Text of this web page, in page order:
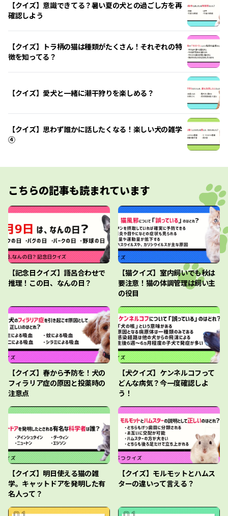
【クイズ】意識できてる？暑い夏の犬との過ごし方を再
確認しよう
【クイズ】トラ柄の猫は種類がたくさん！それぞれの特
徴を知ってる？
【クイズ】愛犬と一緒に潮干狩りを楽しめる？
【クイズ】思わず誰かに話したくなる！楽しい犬の雑学
④
こちらの記事も読まれています
【記念日クイズ】語呂合わせで
推理！この日、なんの日？
【猫クイズ】室内飼いでも秋は
要注意！猫の体調管理は飼い主
の役目
【クイズ】春から予防を！犬の
フィラリア症の原因と投薬時の
注意点
【犬クイズ】ケンネルコフって
どんな病気？今一度確認しよ
う！
【クイズ】明日使える猫の雑
学。キャットドアを発明した有
名人って？
【クイズ】モルモットとハムス
ターの違いって言える？